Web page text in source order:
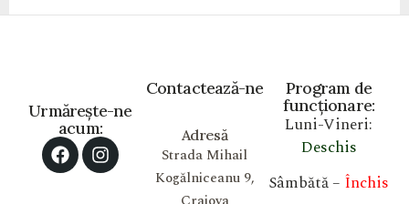
Program de
funcționare:
Luni-Vineri:
Deschis
Sâmbătă – Închis
Contactează-ne
Adresă
Strada Mihail
Kogălniceanu 9,
Urmărește-ne
acum: